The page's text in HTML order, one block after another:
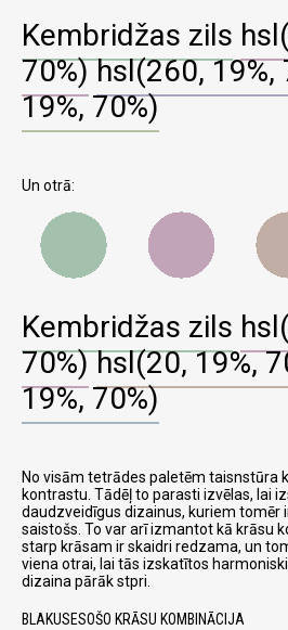
Kembridžas zils
70%) hsl(260, 19%,
19%, 70%)
Un otrā:
Kembridžas zils
70%) hsl(20, 19%,
19%, 70%)
No visām tetrādes paletēm taisnstūra
kontrastu. Tādēļ to parasti izvēlas, lai
daudzveidīgus dizainus, kuriem tomēr
saistošs. To var arī izmantot kā krāsu
starp krāsam ir skaidri redzama, un
viena otrai, lai tās izskatītos
dizaina pārāk stpri.
BLAKUSESOŠO KRĀSU KOMBINĀCIJA